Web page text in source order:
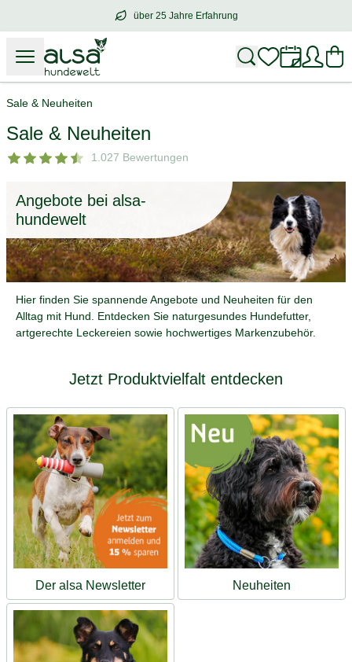
über 25 Jahre Erfahrung
über25 Jahre Erfahrung
Sale & Neuheiten
Sale & Neuheiten
1.027 Bewertungen
Angebote bei alsa-
hundewelt
Hier finden Sie spannende Angebote und Neuheiten für den
Alltag mit Hund. Entdecken Sie naturgesundes Hundefutter,
artgerechte Leckereien sowie hochwertiges Markenzubehör.
Jetzt Produktvielfalt entdecken
Der alsa Newsletter Neuheiten